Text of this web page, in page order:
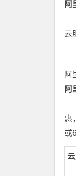
阿
云
阿
阿
惠
或